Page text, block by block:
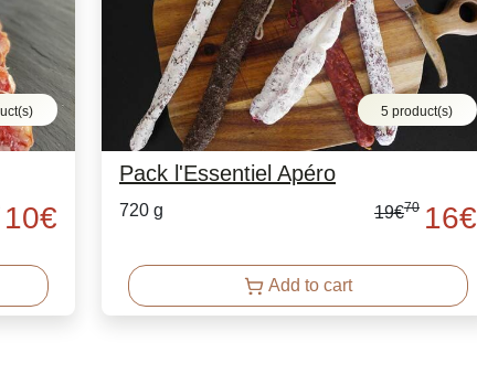
10€
5 product(s)
Pack l'Essentiel Apéro
720 g 19€70 16€
Add to cart